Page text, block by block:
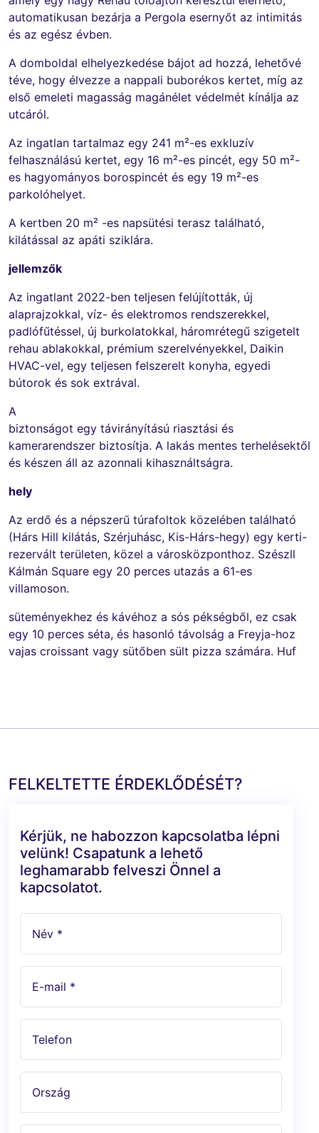
automatikusan bezárja a Pergola esernyőt az intimitás
és az egész évben.
A domboldal elhelyezkedése bájot ad hozzá, lehetővé
téve, hogy élvezze a nappali buborékos kertet, míg az
első emeleti magasság magánélet védelmét kínálja az
utcáról.
Az ingatlan tartalmaz egy 241 m²-es exkluzív
felhasználású kertet, egy 16 m²-es pincét, egy 50 m²-
es hagyományos borospincét és egy 19 m²-es
parkolóhelyet.
A kertben 20 m² -es napsütési terasz található,
kilátással az apáti sziklára.
jellemzők
Az ingatlant 2022-ben teljesen felújították, új
alaprajzokkal, víz- és elektromos rendszerekkel,
padlófűtéssel, új burkolatokkal, háromrétegű szigetelt
rehau ablakokkal, prémium szerelvényekkel, Daikin
HVAC-vel, egy teljesen felszerelt konyha, egyedi
bútorok és sok extrával.
A
biztonságot egy távirányítású riasztási és
kamerarendszer biztosítja. A lakás mentes terhelésektől
és készen áll az azonnali kihasználtságra.
hely
Az erdő és a népszerű túrafoltok közelében található
(Hárs Hill kilátás, Szérjuhásc, Kis-Hárs-hegy) egy kerti-
rezervált területen, közel a városközponthoz. Szészll
Kálmán Square egy 20 perces utazás a 61-es
villamoson.
süteményekhez és kávéhoz a sós pékségből, ez csak
egy 10 perces séta, és hasonló távolság a Freyja-hoz
vajas croissant vagy sütőben sült pizza számára. Huf
FELKELTETTE ÉRDEKLŐDÉSÉT?
Kérjük, ne habozzon kapcsolatba lépni
velünk! Csapatunk a lehető
leghamarabb felveszi Önnel a
kapcsolatot.
Név *
E-mail *
Telefon
Ország